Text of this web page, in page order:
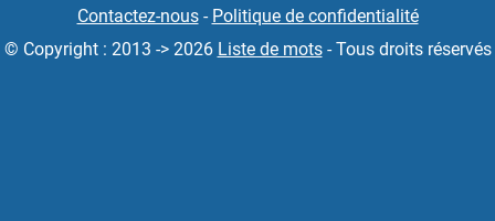
Contactez-nous- Politique de confidentialité
© Copyright : 2013 -> 2026 Liste de mots- Tous droits réservés